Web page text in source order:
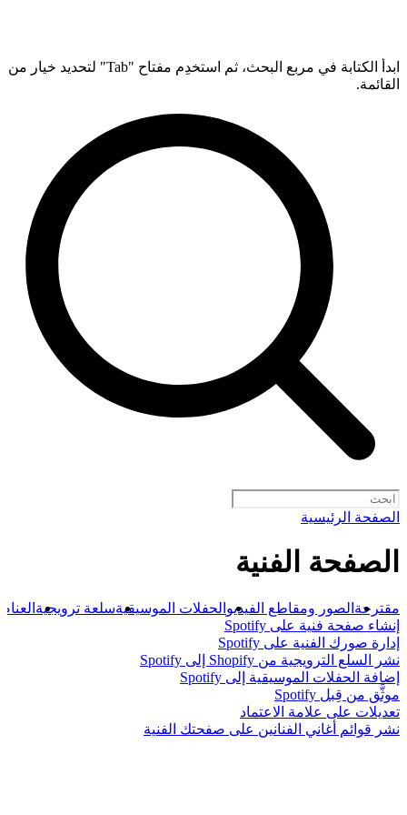
ابدأ الكتابة في مربع البحث، ثم استخدِم مفتاح "Tab" لتحديد خيار من
القائمة.
الصفحة الرئيسية
الصفحة الفنية
مقترحة الصور ومقاطع الفيديو الحفلات الموسيقيةسلعة ترويجية
إنشاء صفحة فنية على Spotify
إدارة صورك الفنية على Spotify
نشر السلع الترويجية من Shopify إلى Spotify
إضافة الحفلات الموسيقية إلى Spotify
موثَّق من قِبل Spotify
تعديلات على علامة الاعتماد
نشر قوائم أغاني الفنانين على صفحتك الفنية